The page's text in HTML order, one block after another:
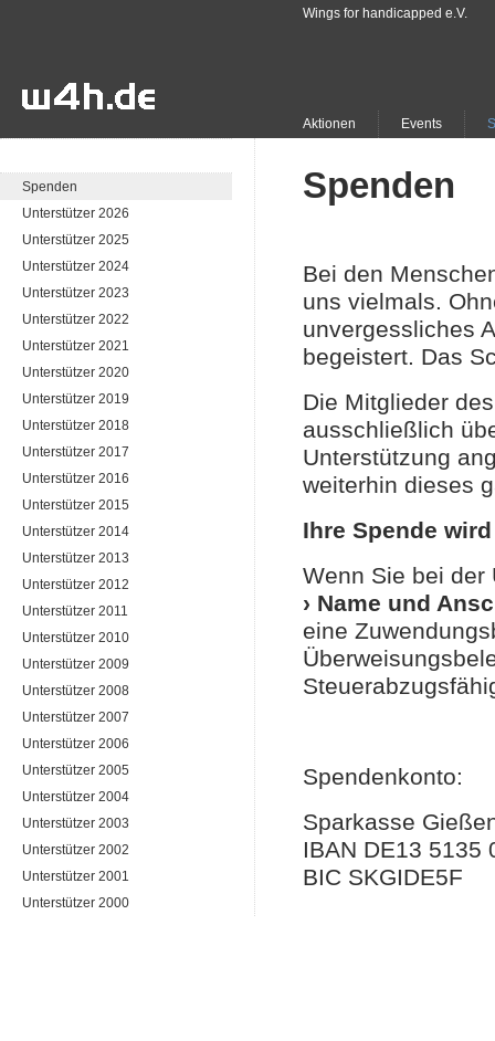
Wings for handicapped e.V.
Aktionen Events
Spenden
Unterstützer 2026
Unterstützer 2025
Unterstützer 2024
Unterstützer 2023
Unterstützer 2022
Unterstützer 2021
Unterstützer 2020
Unterstützer 2019
Unterstützer 2018
Unterstützer 2017
Unterstützer 2016
Unterstützer 2015
Unterstützer 2014
Unterstützer 2013
Unterstützer 2012
Unterstützer 2011
Unterstützer 2010
Unterstützer 2009
Unterstützer 2008
Unterstützer 2007
Unterstützer 2006
Unterstützer 2005
Unterstützer 2004
Unterstützer 2003
Unterstützer 2002
Unterstützer 2001
Unterstützer 2000
Spenden
Bei den
uns vielmals.
unvergessliches
begeistert. Das
Die Mitglieder
ausschließlich
Unterstützung
weiterhin dieses
Ihre Spende
Wenn Sie bei
› Name und
eine
Spendenkonto:
Sparkasse
IBAN DE13 5135
BIC SKGIDE5F